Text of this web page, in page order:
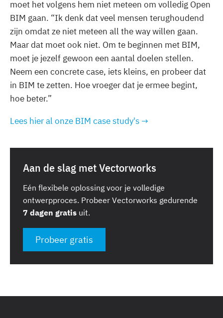
moet het volgens hem niet meteen om volledig Open
BIM gaan. “Ik denk dat veel mensen terughoudend
zijn omdat ze niet meteen all the way willen gaan.
Maar dat moet ook niet. Om te beginnen met BIM,
moet je jezelf gewoon een aantal doelen stellen.
Neem een concrete case, iets kleins, en probeer dat
in BIM te zetten. Hoe vroeger dat je ermee begint,
hoe beter.”
Lees hier al onze BIM case study's →
Aan de slag met Vectorworks
Eén flexibele oplossing voor je volledige
ontwerpproces. Probeer Vectorworks gedurende
7 dagen gratis uit.
Probeer gratis